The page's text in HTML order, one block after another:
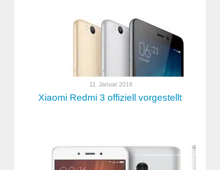
11. Januar 2016
Xiaomi Redmi 3 offiziell vorgestellt